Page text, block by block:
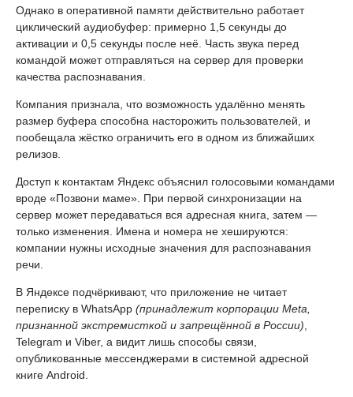
своихAndroid-приложений, автор которого заподозрил их в
сборе аудио, контактов, данных банковских карт и другой
конфиденциальной информации. В компании заявили: часть
механизмов обнаружена верно, но выводы о тотальной
Главный вопрос — микрофон. ПоверсииЯндекса, Алиса
локально ждёт активационную фразу только при открытом
приложении и не записывает разговоры непрерывно.
Однако в оперативной памяти действительно работает
активации и 0,5 секунды после неё. Часть звука перед
командой может отправляться на сервер для проверки
качества распознавания.
Компания признала, что возможность удалённо менять
размер буфера способна насторожить пользователей, и